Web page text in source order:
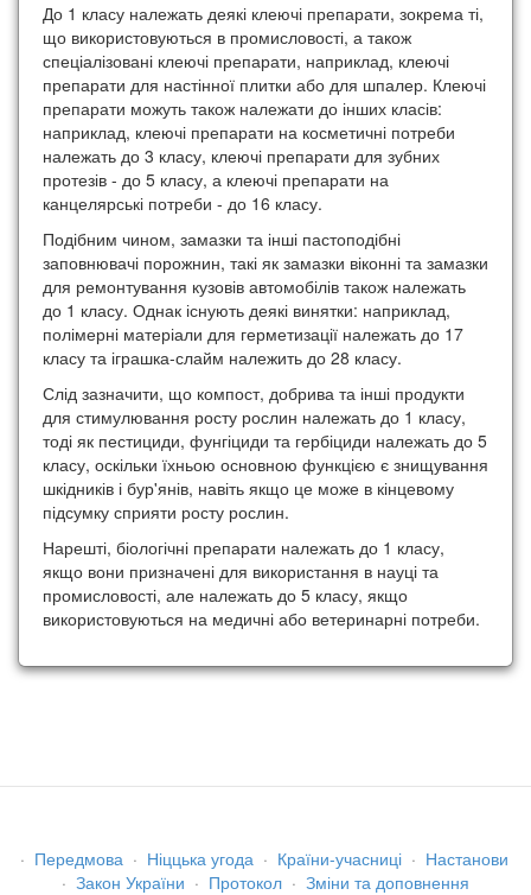
До 1 класу належать деякі клеючі препарати, зокрема ті,
що використовуються в промисловості, а також
спеціалізовані клеючі препарати, наприклад, клеючі
препарати для настінної плитки або для шпалер. Клеючі
препарати можуть також належати до інших класів:
наприклад, клеючі препарати на косметичні потреби
належать до 3 класу, клеючі препарати для зубних
протезів - до 5 класу, а клеючі препарати на
канцелярські потреби - до 16 класу.
Подібним чином, замазки та інші пастоподібні
заповнювачі порожнин, такі як замазки віконні та замазки
для ремонтування кузовів автомобілів також належать
до 1 класу. Однак існують деякі винятки: наприклад,
полімерні матеріали для герметизації належать до 17
класу та іграшка-слайм належить до 28 класу.
Слід зазначити, що компост, добрива та інші продукти
для стимулювання росту рослин належать до 1 класу,
тоді як пестициди, фунгіциди та гербіциди належать до 5
класу, оскільки їхньою основною функцією є знищування
шкідників і бур'янів, навіть якщо це може в кінцевому
підсумку сприяти росту рослин.
Нарешті, біологічні препарати належать до 1 класу,
якщо вони призначені для використання в науці та
промисловості, але належать до 5 класу, якщо
використовуються на медичні або ветеринарні потреби.
· Передмова · Ніццька угода · Країни-учасниці · Настанови
· Закон України · Протокол · Зміни та доповнення